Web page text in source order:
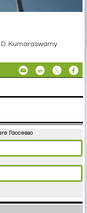
Kumaraswamy
l'accesso